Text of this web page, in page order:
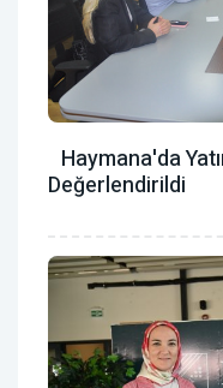
Haymana'da
Değerlendirildi